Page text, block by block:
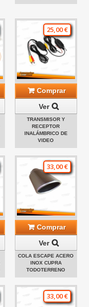
25,00 €
Comprar
Ver
TRANSMISOR Y
RECEPTOR
INALÁMBRICO DE
VIDEO
33,00 €
Comprar
Ver
COLA ESCAPE ACERO
INOX CUPRA
TODOTERRENO
33,00 €